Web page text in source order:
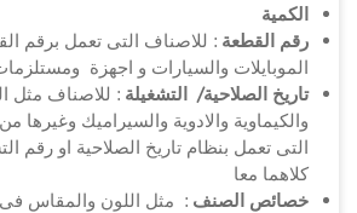
الكمية
رقم القطعة : للاصناف التى تعمل برقم
الموبايلات والسيارات و اجهزة
تاريخ الصلاحية/ التشغيلة : للاصناف مثل
والكيماوية والادوية والسيراميك وغيرها
التى تعمل بنظام تاريخ الصلاحية او رقم
كلاهما معا
خصائص الصنف : مثل اللون والمقاس فى